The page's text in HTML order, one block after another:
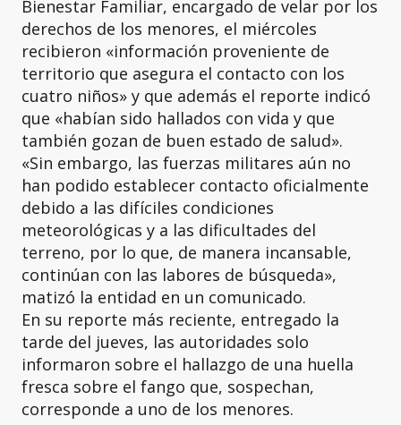
Bienestar Familiar, encargado de velar por los
derechos de los menores, el miércoles
recibieron «información proveniente de
territorio que asegura el contacto con los
cuatro niños» y que además el reporte indicó
que «habían sido hallados con vida y que
también gozan de buen estado de salud».
«Sin embargo, las fuerzas militares aún no
han podido establecer contacto oficialmente
debido a las difíciles condiciones
meteorológicas y a las dificultades del
terreno, por lo que, de manera incansable,
continúan con las labores de búsqueda»,
matizó la entidad en un comunicado.
En su reporte más reciente, entregado la
tarde del jueves, las autoridades solo
informaron sobre el hallazgo de una huella
fresca sobre el fango que, sospechan,
corresponde a uno de los menores.